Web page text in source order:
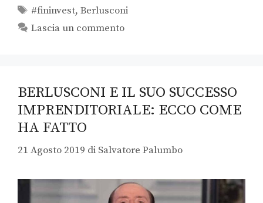
#fininvest,Berlusconi
Lascia un commento
BERLUSCONI E IL SUO SUCCESSO
IMPRENDITORIALE: ECCO COME
HA FATTO
21 Agosto 2019 di Salvatore Palumbo